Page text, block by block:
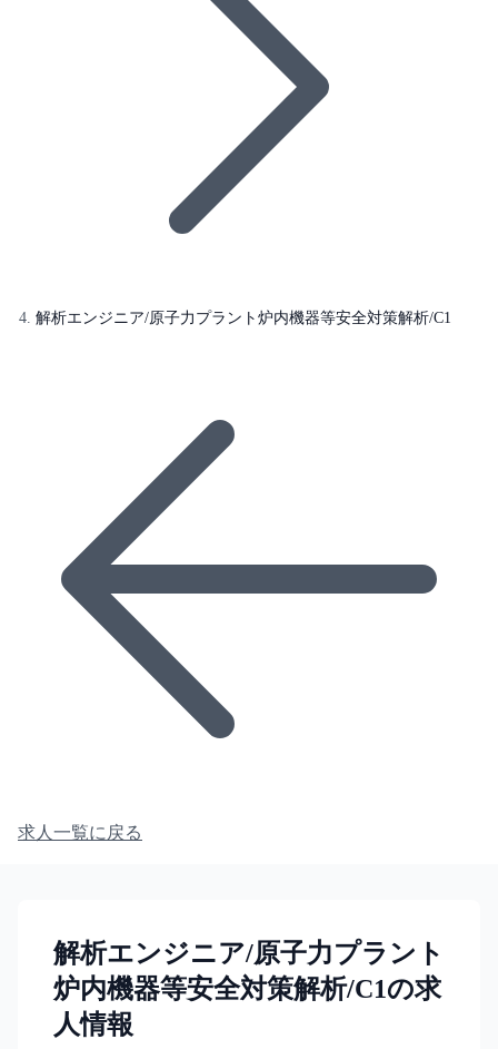
解析エンジニア/原子力プラント炉内機器等安全対策解析/C1
求人一覧に戻る
解析エンジニア/原子力プラント
炉内機器等安全対策解析/C1の求
人情報